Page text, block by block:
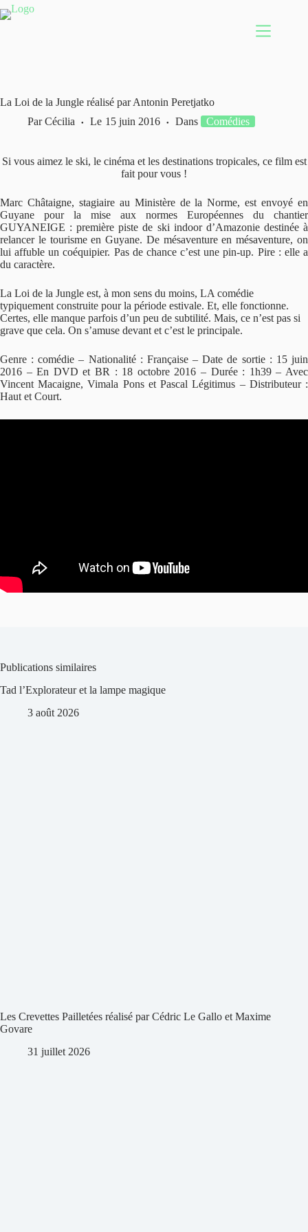
Passer
au
La Loi de la Jungle réalisé par Antonin Peretjatko
Par Cécilia Le 15 juin 2016 Dans Comédies
Si vous aimez le ski, le cinéma et les destinations tropicales, ce film est
fait pour vous !
Marc Châtaigne, stagiaire au Ministère de la Norme, est envoyé en
Guyane pour la mise aux normes Européennes du chantier
GUYANEIGE : première piste de ski indoor d’Amazonie destinée à
relancer le tourisme en Guyane. De mésaventure en mésaventure, on
lui affuble un coéquipier. Pas de chance c’est une pin-up. Pire : elle a
du caractère.
La Loi de la Jungle est, à mon sens du moins, LA comédie
typiquement construite pour la période estivale. Et, elle fonctionne.
Certes, elle manque parfois d’un peu de subtilité. Mais, ce n’est pas si
grave que cela. On s’amuse devant et c’est le principale.
Genre : comédie – Nationalité : Française – Date de sortie : 15 juin
2016 – En DVD et BR : 18 octobre 2016 – Durée : 1h39 – Avec
Vincent Macaigne, Vimala Pons et Pascal Légitimus – Distributeur :
Haut et Court.
Publications similaires
Tad l’Explorateur et la lampe magique
3 août 2026
Les Crevettes Pailletées réalisé par Cédric Le Gallo et Maxime
Govare
31 juillet 2026